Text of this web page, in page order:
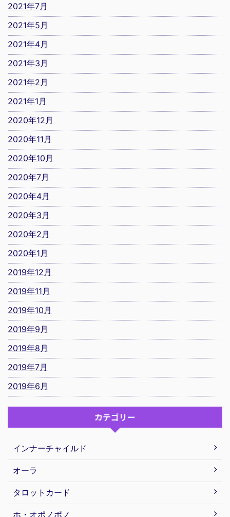
2021年7月
2021年5月
2021年4月
2021年3月
2021年2月
2021年1月
2020年12月
2020年11月
2020年10月
2020年7月
2020年4月
2020年3月
2020年2月
2020年1月
2019年12月
2019年11月
2019年10月
2019年9月
2019年8月
2019年7月
2019年6月
カテゴリー
インナーチャイルド
オーラ
タロットカード
ホ・オポノポノ